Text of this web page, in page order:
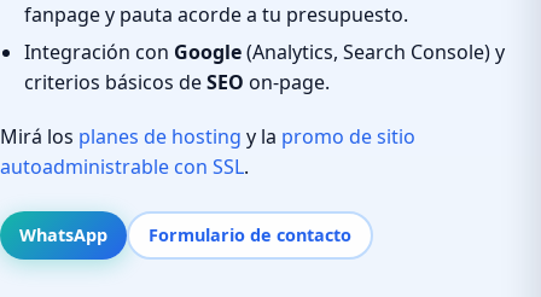
fanpage y pauta acorde a tu presupuesto.
Integración con Google(Analytics, Search Console) y
criterios básicos deSEO on-page.
Mirá los planes de hosting y la promo de sitio
autoadministrable con SSL.
WhatsApp Formulario de contacto